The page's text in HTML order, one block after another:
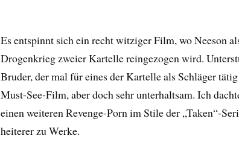
Es entspinnt sich ein recht witziger Film, wo Neeson
Drogenkrieg zweier Kartelle reingezogen wird.
Bruder, der mal für eines der Kartelle als Schläger
Must-See-Film, aber doch sehr unterhaltsam. Ich
einen weiteren Revenge-Porn im Stile der „Taken“-
heiterer zu Werke.